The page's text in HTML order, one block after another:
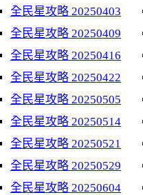
全民星攻略 20250403
全民星攻略 20250409
全民星攻略 20250416
全民星攻略 20250422
全民星攻略 20250505
全民星攻略 20250514
全民星攻略 20250521
全民星攻略 20250529
全民星攻略 20250604